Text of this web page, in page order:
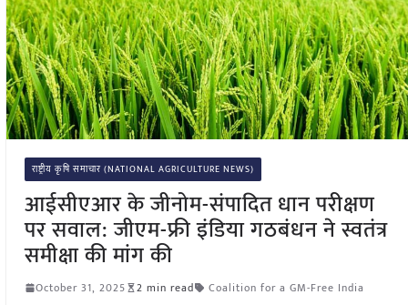
राष्ट्रीय कृषि समाचार (NATIONAL AGRICULTURE NEWS)
आईसीएआर के जीनोम-संपादित धान परीक्षण
पर सवाल: जीएम-फ्री इंडिया गठबंधन ने स्वतंत्र
समीक्षा की मांग की
October 31, 2025 2 min read Coalition for a GM-Free India